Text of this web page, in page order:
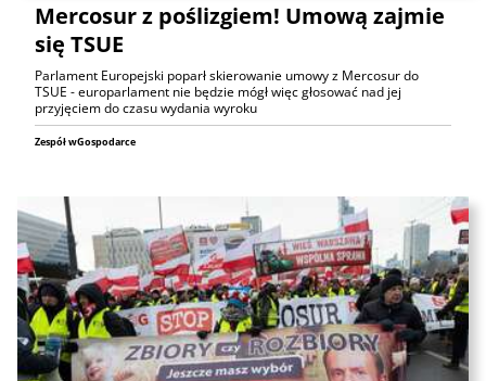
Mercosur z poślizgiem! Umową zajmie
się TSUE
Parlament Europejski poparł skierowanie umowy z Mercosur do
TSUE - europarlament nie będzie mógł więc głosować nad jej
przyjęciem do czasu wydania wyroku
Zespół wGospodarce